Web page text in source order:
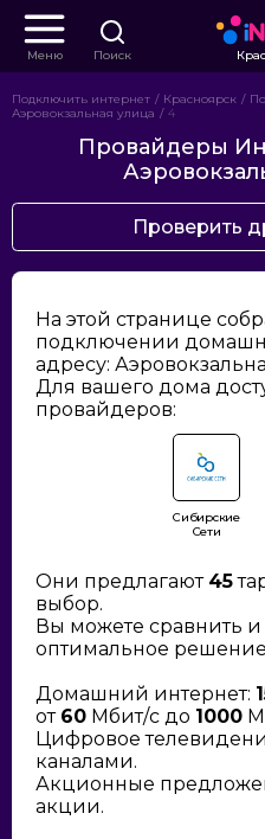
Меню Поиск
Подключить интернет Красноярск
Аэровокзальная улица
4
Провайдеры
Проверить
На этой странице
подключении
адресу:
Для вашего дома
провайдеров:
Сибирские
Сети
Они предлагают 45
выбор.
Вы можете сравнить и
оптимальное
Домашний интернет:
от 60 Мбит/с до 1000
Цифровое
каналами.
Акционные
акции.